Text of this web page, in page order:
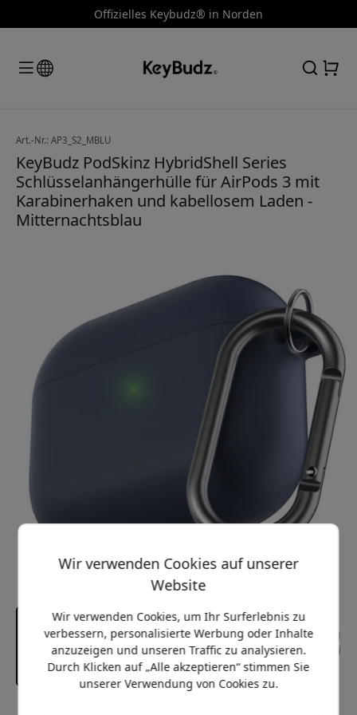
Offizielles Keybudz® in Norden
Art.-Nr.: AP3_S2_MBLU
KeyBudz PodSkinz HybridShell Series
Schlüsselanhängerhülle für AirPods 3 mit
Karabinerhaken und kabellosem Laden -
Mitternachtsblau
Wir verwenden Cookies auf unserer
Website
Wir verwenden Cookies, um Ihr Surferlebnis zu
verbessern, personalisierte Werbung oder Inhalte
anzuzeigen und unseren Traffic zu analysieren.
Durch Klicken auf „Alle akzeptieren“ stimmen Sie
unserer Verwendung von Cookies zu.